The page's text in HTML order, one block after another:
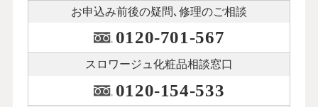
お申込み前後の疑問､修理のご相談
0120-701-567
スロワージュ化粧品相談窓口
0120-154-533